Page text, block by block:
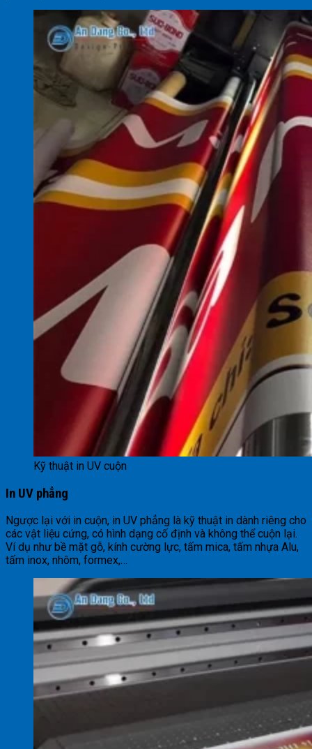
Kỹ thuật in UV cuộn
In UV phẳng
Ngược lại với in cuộn, in UV phẳng là kỹ thuật in dành riêng cho
các vật liệu cứng, có hình dạng cố định và không thể cuộn lại.
Ví dụ như bề mặt gỗ, kính cường lực, tấm mica, tấm nhựa Alu,
tấm inox, nhôm, formex,…